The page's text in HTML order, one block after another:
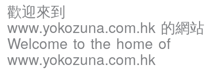
歡迎來到
www.yokozuna.com.hk 的網站
Welcome to the home of
www.yokozuna.com.hk